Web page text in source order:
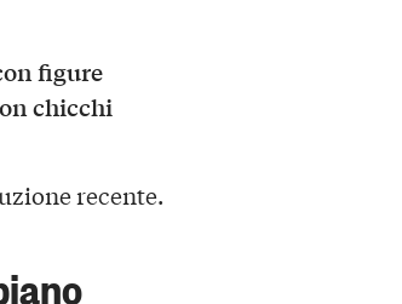
figure
chicchi
recente.